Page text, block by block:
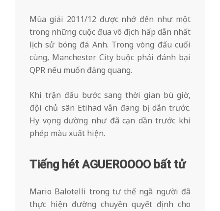
Mùa giải 2011/12 được nhớ đến như một
trong những cuộc đua vô địch hấp dẫn nhất
lịch sử bóng đá Anh. Trong vòng đấu cuối
cùng, Manchester City buộc phải đánh bại
QPR nếu muốn đăng quang.
Khi trận đấu bước sang thời gian bù giờ,
đội chủ sân Etihad vẫn đang bị dẫn trước.
Hy vọng dường như đã cạn dần trước khi
phép màu xuất hiện.
Tiếng hét AGUEROOOO bất tử
Mario Balotelli trong tư thế ngã người đã
thực hiện đường chuyền quyết định cho